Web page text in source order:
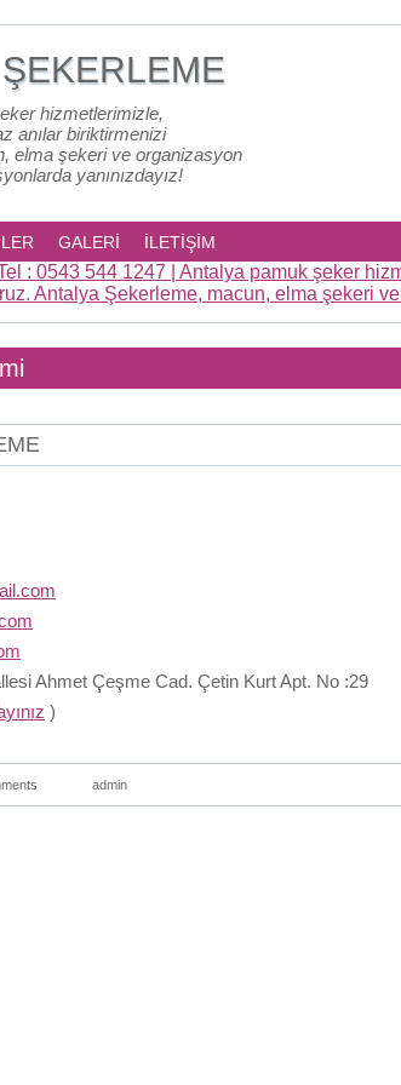
hizmetlerimizle,
anılar biriktirmenizi
elma şekeri ve organizasyon
yanınızdayız!
GALERİ İLETİŞİM
Ahmet Çeşme Cad. Çetin Kurt Apt. No :29
)
admin